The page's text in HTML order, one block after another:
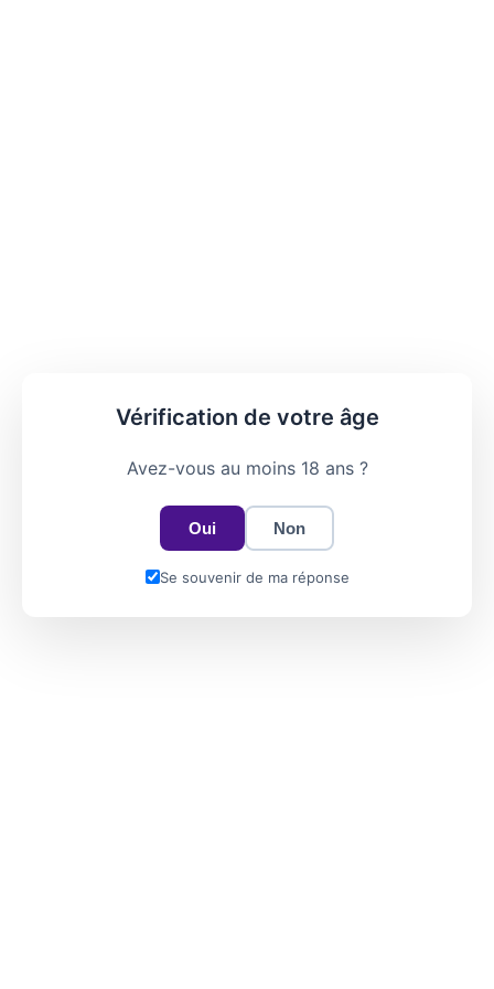
Vérification de votre âge
Avez-vous au moins 18 ans ?
Oui Non
Se souvenir de ma réponse